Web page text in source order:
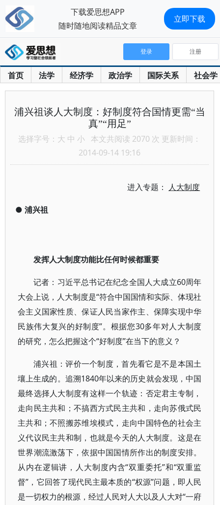
首页 法学 经济学 政治学 国际关系 社会学
登录 注册
浦兴祖谈人大制度：好制度符合国情更需“当
真”“用足”
选择字号： 大 中 小 本文共阅读 2070 次 更新时间：
2014-09-14 19:16
进入专题： 人大制度
● 浦兴祖
发挥人大制度功能比任何时候都重要
记者：习近平总书记在纪念全国人大成立60周年
大会上说，人大制度是“符合中国国情和实际、体现社
会主义国家性质、保证人民当家作主、保障实现中华
民族伟大复兴的好制度”。根据您30多年对人大制度
的研究，怎么把握这个“好制度”在当下的意义？
浦兴祖：评价一个制度，首先看它是不是本国土
壤上生成的。追溯1840年以来的历史就会发现，中国
最终选择人大制度有这样一个轨迹：否定君主专制，
走向民主共和；不搞西方式民主共和，走向苏俄式民
主共和；不照搬苏维埃模式，走向中国特色的社会主
义代议民主共和制，也就是今天的人大制度。这是在
世界潮流激荡下，依据中国国情所作出的制度安排。
从内在逻辑讲，人大制度内含“双重委托”和“双重监
督”，它回答了现代民主最本质的“权源”问题，即人民
是一切权力的根源，经过人民对人大以及人大对“一府
下载爱思想APP
随时随地阅读精品文章
立即下载